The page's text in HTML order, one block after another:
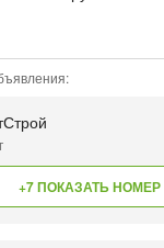
+7 ПОКАЗАТЬ НОМЕР